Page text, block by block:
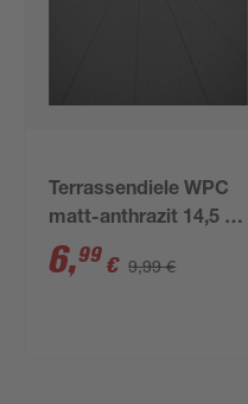
Terrassendiele WPC
matt-anthrazit 14,5 x
200 x 2,1 cm
6,99 € 9,99 €